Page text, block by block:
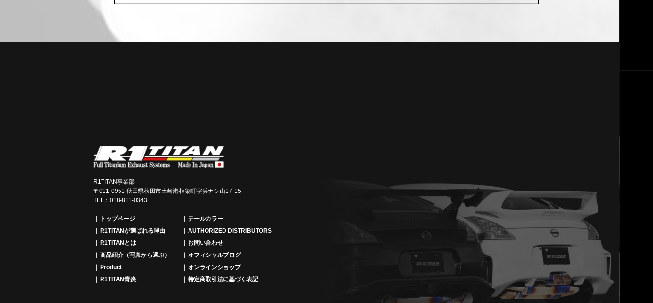
トップページ
R1TITANが選ばれる理由
R1TITANとは
商品紹介（写真から選ぶ）
Product
R1TITAN青炎
テールカラー
AUTHORIZED DISTRIBUTORS
お問い合わせ
オフィシャルブログ
オンラインショップ
特定商取引法に基づく表記
R1TITAN事業部
〒011-0951 秋田県秋田市土崎港相染町字浜ナシ山17-15
TEL：018-811-0343